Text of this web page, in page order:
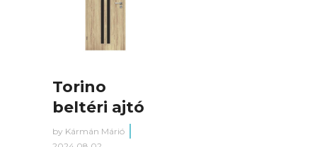
Torino
beltéri ajtó
by Kármán Márió